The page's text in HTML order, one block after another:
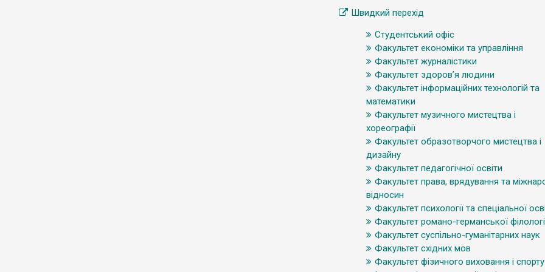
Швидкий перехід
Студентський офіс
Факультет економіки та управління
Факультет журналістики
Факультет здоров’я людини
Факультет інформаційних технологій та
математики
Факультет музичного мистецтва і
хореографії
Факультет образотворчого мистецтва і
дизайну
Факультет педагогічної освіти
Факультет права, врядування та
відносин
Факультет психології та спеціальної
Факультет романо-германської
Факультет суспільно-гуманітарних наук
Факультет східних мов
Факультет фізичного виховання і спорту